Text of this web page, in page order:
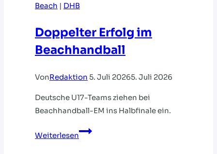
Beach | DHB
Doppelter Erfolg im
Beachhandball
VonRedaktion 5. Juli 20265. Juli 2026
Deutsche U17-Teams ziehen bei
Beachhandball-EM ins Halbfinale ein.
Weiterlesen
Doppelter